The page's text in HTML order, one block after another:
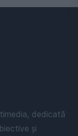
dedicată
și